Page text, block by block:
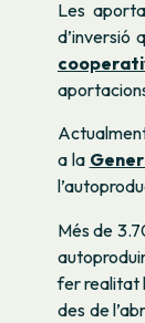
Les
d’inversió
a la
Més de
fer realitat
des de